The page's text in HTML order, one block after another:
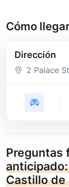
Cómo
Dirección
2 Palace St
Preguntas
Castillo de